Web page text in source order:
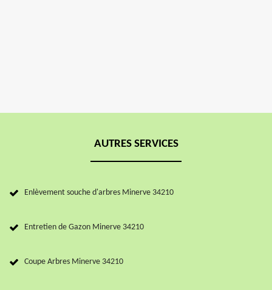
AUTRES SERVICES
Enlèvement souche d'arbres Minerve 34210
Entretien de Gazon Minerve 34210
Coupe Arbres Minerve 34210